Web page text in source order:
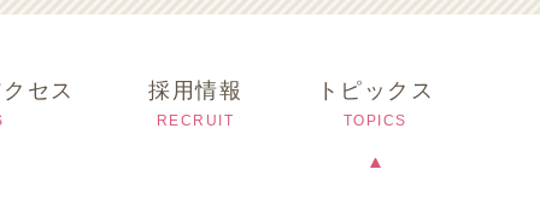
セス 採用情報
RECRUIT
トピックス
TOPICS